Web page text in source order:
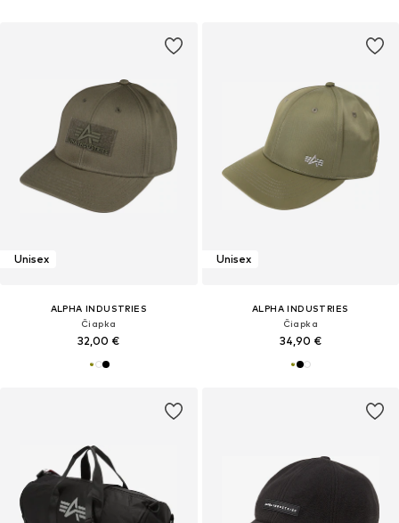
Unisex
ALPHA INDUSTRIES
Čiapka
32,00 €
Unisex
ALPHA INDUSTRIES
Čiapka
34,90 €